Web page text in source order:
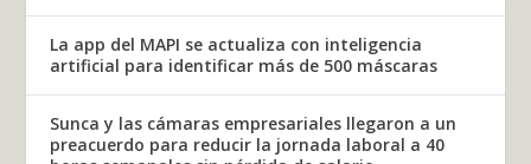
La app del MAPI se actualiza con inteligencia
artificial para identificar más de 500 máscaras
Sunca y las cámaras empresariales llegaron a un
preacuerdo para reducir la jornada laboral a 40